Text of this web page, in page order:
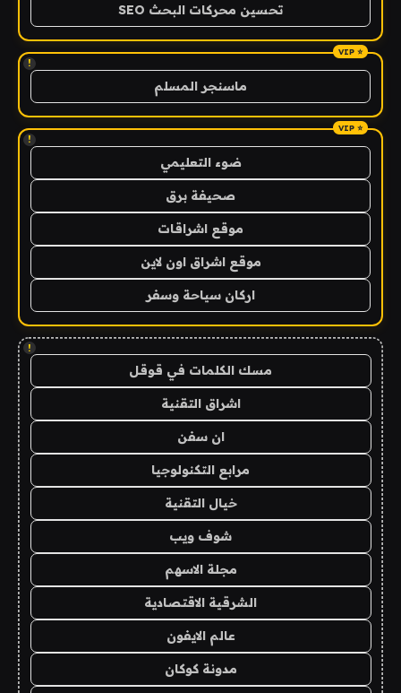
تحسين محركات البحث SEO
!
ماسنجر المسلم
!
ضوء التعليمي
صحيفة برق
موقع اشراقات
موقع اشراق اون لاين
اركان سياحة وسفر
!
مسك الكلمات في قوقل
اشراق التقنية
ان سفن
مرابع التكنولوجيا
خيال التقنية
شوف ويب
مجلة الاسهم
الشرقية الاقتصادية
عالم الايفون
مدونة كوكان